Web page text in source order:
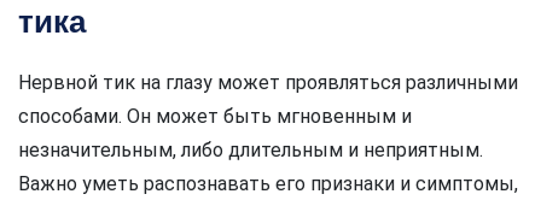
тика
Нервной тик на глазу может проявляться различными
способами. Он может быть мгновенным и
незначительным, либо длительным и неприятным.
Важно уметь распознавать его признаки и симптомы,